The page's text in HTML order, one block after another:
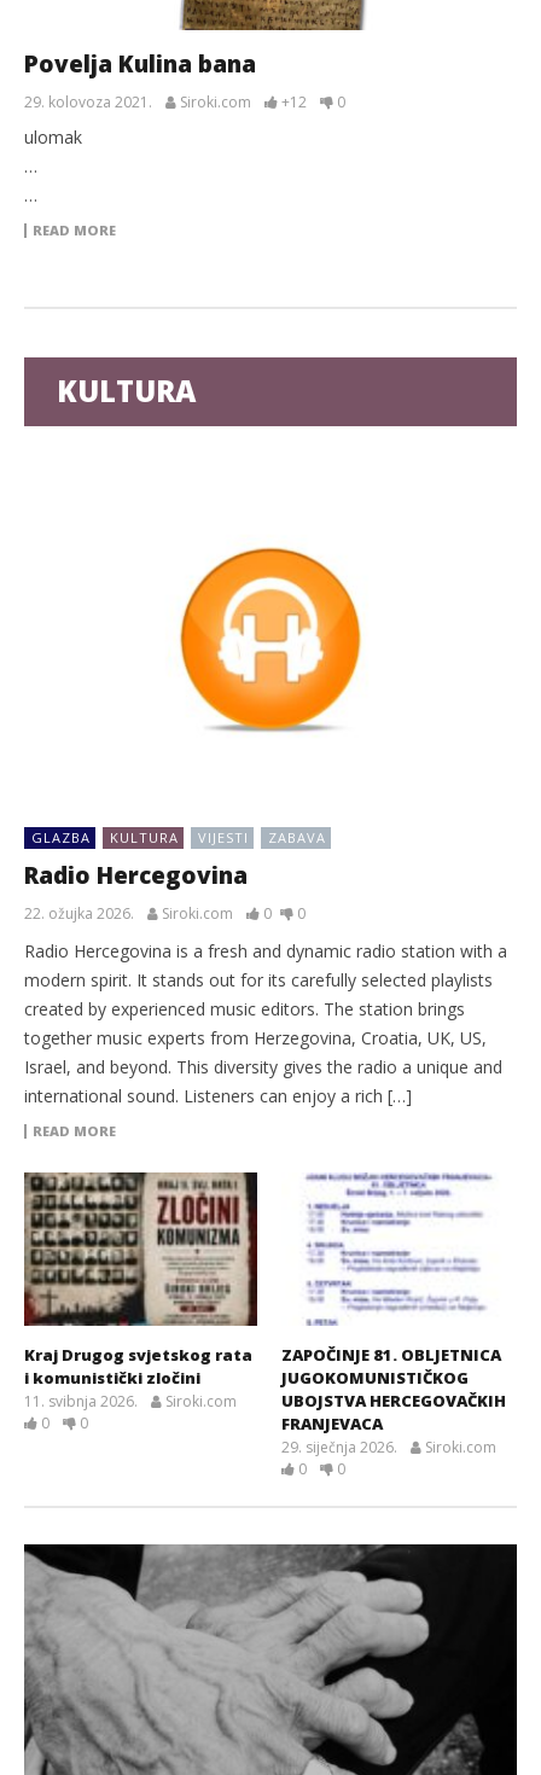
Povelja Kulina bana
29. kolovoza 2021. Siroki.com +12 0
ulomak
…
…
READ MORE
KULTURA
GLAZBA KULTURA VIJESTI ZABAVA
Radio Hercegovina
22. ožujka 2026. Siroki.com 0 0
Radio Hercegovina is a fresh and dynamic radio station with a
modern spirit. It stands out for its carefully selected playlists
created by experienced music editors. The station brings
together music experts from Herzegovina, Croatia, UK, US,
Israel, and beyond. This diversity gives the radio a unique and
international sound. Listeners can enjoy a rich […]
READ MORE
Kraj Drugog svjetskog rata
i komunistički zločini
11. svibnja 2026.
Siroki.com
0
0
ZAPOČINJE 81. OBLJETNICA
JUGOKOMUNISTIČKOG
UBOJSTVA HERCEGOVAČKIH
FRANJEVACA
29. siječnja 2026.
Siroki.com
0
0